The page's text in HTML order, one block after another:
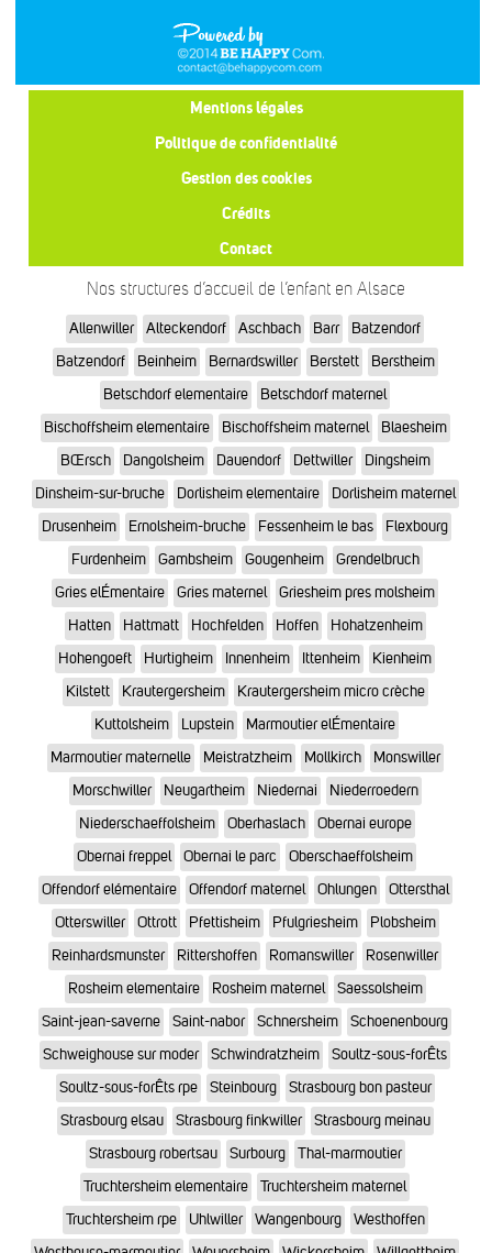
Mentions légales
Politique de confidentialité
Gestion des cookies
Crédits
Contact
Nos structures d’accueil de l’enfant en Alsace
Allenwiller Alteckendorf Aschbach Barr
Batzendorf
Batzendorf
Beinheim Bernardswiller Berstett
Berstheim
Betschdorf elementaire
Betschdorf maternel
Bischoffsheim elementaire
Bischoffsheim maternel
Blaesheim
BŒrsch
Dangolsheim Dauendorf Dettwiller
Dingsheim
Dinsheim-sur-bruche
Dorlisheim elementaire
Dorlisheim maternel
Drusenheim
Ernolsheim-bruche Fessenheim le bas
Flexbourg
Furdenheim
Gambsheim Gougenheim
Grendelbruch
Gries elÉmentaire
Gries maternel
Griesheim pres molsheim
Hatten
Hattmatt Hochfelden Hoffen
Hohatzenheim
Hohengoeft
Hurtigheim Innenheim Ittenheim
Kienheim
Kilstett
Krautergersheim
Krautergersheim micro crèche
Kuttolsheim
Lupstein
Marmoutier elÉmentaire
Marmoutier maternelle
Meistratzheim Mollkirch
Monswiller
Morschwiller
Neugartheim Niedernai
Niederroedern
Niederschaeffolsheim
Oberhaslach
Obernai europe
Obernai freppel
Obernai le parc
Oberschaeffolsheim
Offendorf elémentaire
Offendorf maternel Ohlungen
Ottersthal
Otterswiller
Ottrott Pfettisheim Pfulgriesheim
Plobsheim
Reinhardsmunster
Rittershoffen Romanswiller
Rosenwiller
Rosheim elementaire
Rosheim maternel
Saessolsheim
Saint-jean-saverne
Saint-nabor Schnersheim
Schoenenbourg
Schweighouse sur moder
Schwindratzheim
Soultz-sous-forÊts
Soultz-sous-forÊts rpe
Steinbourg
Strasbourg bon pasteur
Strasbourg elsau
Strasbourg finkwiller
Strasbourg meinau
Strasbourg robertsau
Surbourg
Thal-marmoutier
Truchtersheim elementaire
Truchtersheim maternel
Truchtersheim rpe
Uhlwiller Wangenbourg
Westhoffen